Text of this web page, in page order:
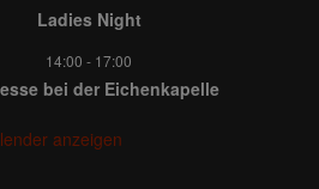
Ladies Night
14:00 - 17:00
bei der Eichenkapelle
anzeigen